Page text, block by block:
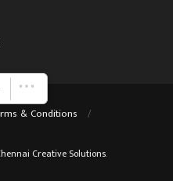
& Conditions
Creative Solutions.